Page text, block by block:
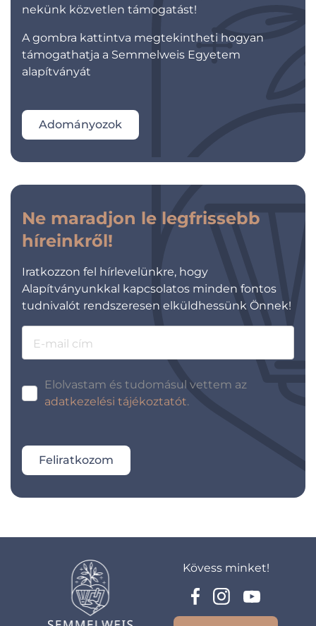
nekünk közvetlen támogatást!
A gombra kattintva megtekintheti hogyan
támogathatja a Semmelweis Egyetem
alapítványát
Adományozok
Ne maradjon le legfrissebb
híreinkről!
Iratkozzon fel hírlevelünkre, hogy
Alapítványunkkal kapcsolatos minden fontos
tudnivalót rendszeresen elküldhessünk Önnek!
E-mail cím
Elolvastam és tudomásul vettem az
adatkezelési tájékoztatót.
Feliratkozom
Kövess minket!